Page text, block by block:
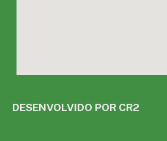
DESENVOLVIDO POR CR2